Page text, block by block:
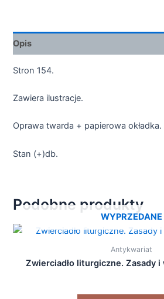
Opis
Stron 154.
Zawiera ilustracje.
Oprawa twarda + papierowa okładka.
Stan (+)db.
Podobne produkty
WYPRZEDANE
Antykwariat
Zwierciadło liturgiczne. Zasady i